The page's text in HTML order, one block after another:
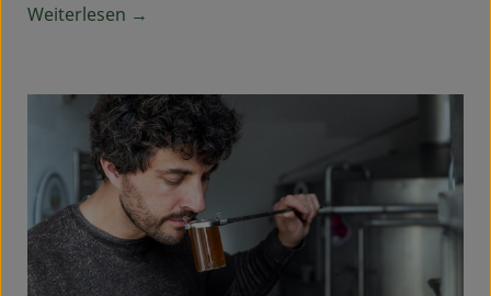
Weiterlesen →